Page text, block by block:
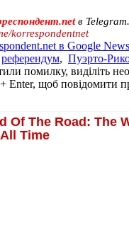
в
korrespondentnet
в Google News
референдум, Пуэрто-
помилку, виділіть
Enter, щоб повідомити